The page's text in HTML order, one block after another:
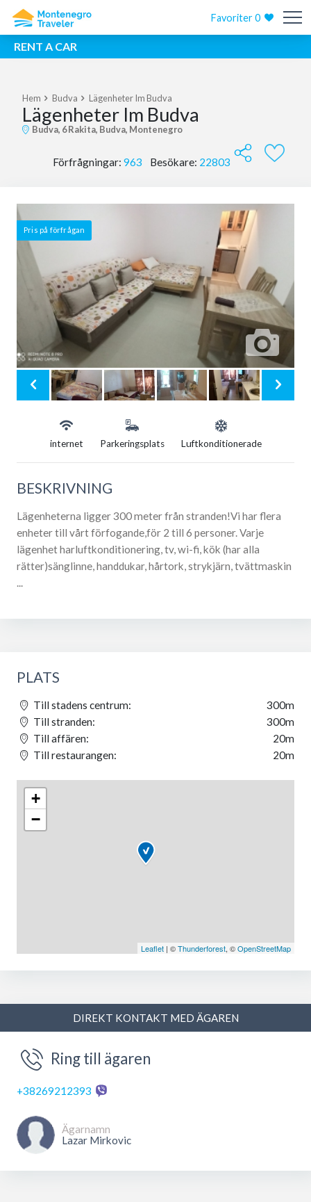
Favoriter0
RENT A CAR
Hem Budva Lägenheter Im Budva
Lägenheter Im Budva
Budva, 6 Rakita, Budva, Montenegro
Förfrågningar: 963 Besökare: 22803
Pris på förfrågan
internet Parkeringsplats Luftkonditionerade
BESKRIVNING
Lägenheterna ligger 300 meter från stranden!Vi har flera
enheter till vårt förfogande,för 2 till 6 personer. Varje
lägenhet harluftkonditionering, tv, wi-fi, kök (har alla
rätter)sänglinne, handdukar, hårtork, strykjärn, tvättmaskin
...
PLATS
Till stadens centrum:
300m
Till stranden:
300m
Till affären:
20m
Till restaurangen:
20m
+
−
Leaflet | ©Thunderforest, ©OpenStreetMap
DIREKT KONTAKT MED ÄGAREN
Ring till ägaren
+38269212393
Ägarnamn
Lazar Mirkovic